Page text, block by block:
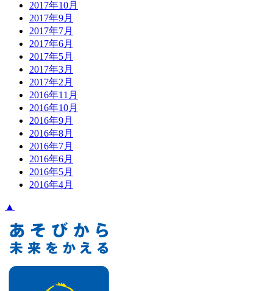
2017年10月
2017年9月
2017年7月
2017年6月
2017年5月
2017年3月
2017年2月
2016年11月
2016年10月
2016年9月
2016年8月
2016年7月
2016年6月
2016年5月
2016年4月
▲